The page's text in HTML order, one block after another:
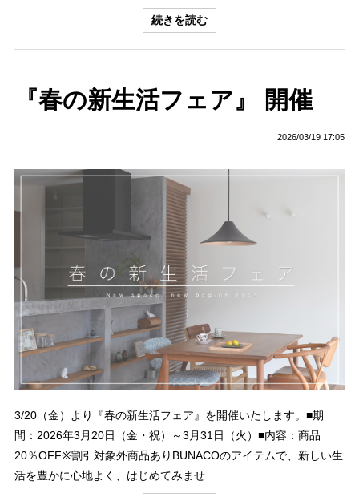
続きを読む
『春の新生活フェア』 開催
2026/03/19 17:05
3/20（金）より『春の新生活フェア』を開催いたします。■期
間：2026年3月20日（金・祝）～3月31日（火）■内容：商品
20％OFF※割引対象外商品ありBUNACOのアイテムで、新しい生
活を豊かに心地よく、はじめてみませ...